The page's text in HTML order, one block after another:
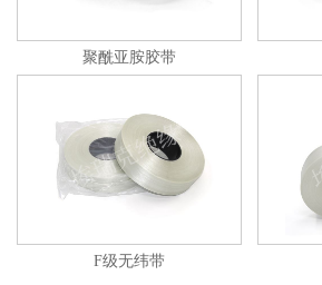
聚酰亚胺胶带
F级无纬带